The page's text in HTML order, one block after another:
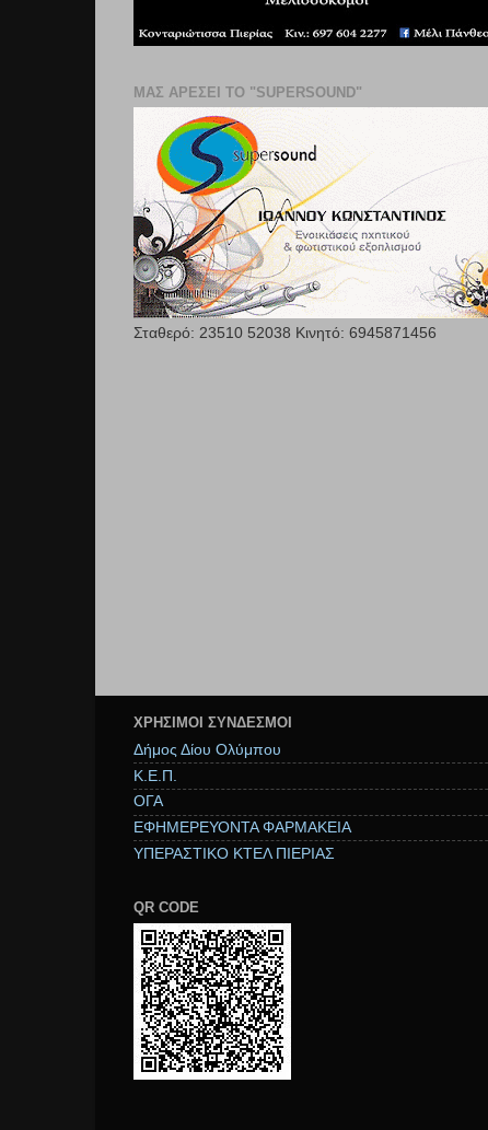
ΜΑΣ ΑΡΕΣΕΙ ΤΟ "SUPERSOUND"
Σταθερό: 23510 52038 Κινητό: 6945871456
ΧΡΉΣΙΜΟΙ ΣΥΝΔΕΣΜΟΙ
Δήμος Δίου Ολύμπου
Κ.Ε.Π.
ΟΓΑ
ΕΦΗΜΕΡΕΥΟΝΤΑ ΦΑΡΜΑΚΕΙΑ
ΥΠΕΡΑΣΤΙΚΟ ΚΤΕΛ ΠΙΕΡΙΑΣ
QR CODE